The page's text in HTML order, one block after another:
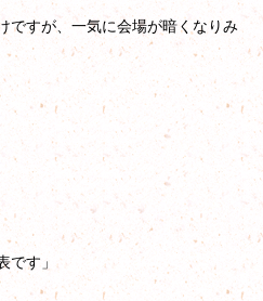
ですが、一気に会場が暗くなりみ
です」